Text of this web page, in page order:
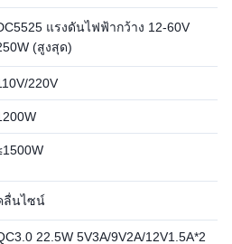
แรงดันไฟฟ้ากว้าง 12-60V
(สูงสุด)
220V
ลื่นไซน์
22.5W 5V3A/9V2A/12V1.5A*2